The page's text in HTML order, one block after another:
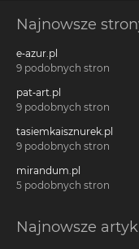
Najnowsze
e-azur.pl
9 podobnych stron
pat-art.pl
9 podobnych stron
tasiemkaisznurek.pl
9 podobnych stron
mirandum.pl
5 podobnych stron
Najnowsze